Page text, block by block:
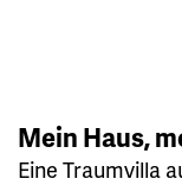
Mein Haus,
Eine Traumvilla